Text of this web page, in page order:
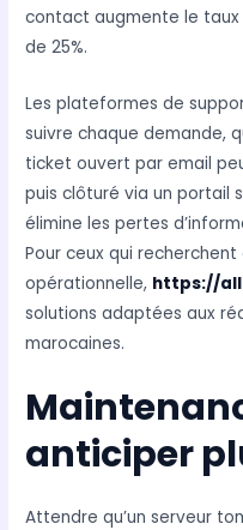
contact augmente le
de 25%.
Les plateformes de
suivre chaque demande,
ticket ouvert par email
puis clôturé via un portail
élimine les pertes
Pour ceux qui
opérationnelle, https://
solutions adaptées aux
marocaines.
anticiper
Attendre qu’un serveur